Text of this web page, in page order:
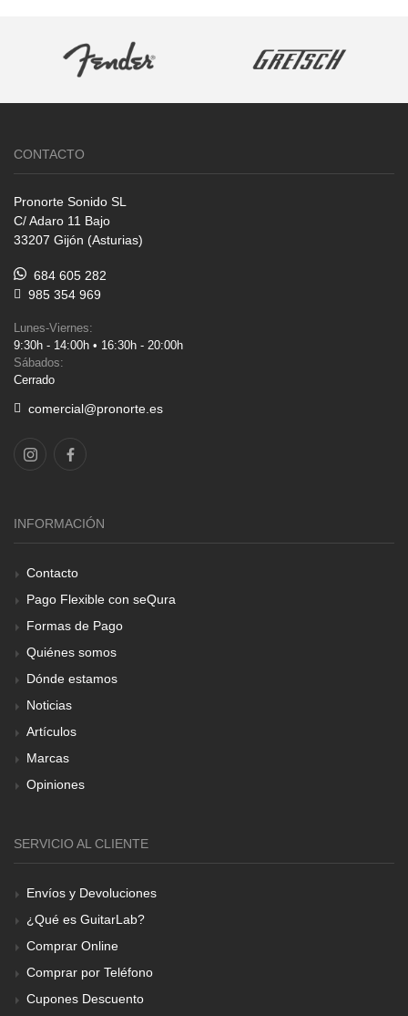
CONTACTO
Pronorte Sonido SL
C/ Adaro 11 Bajo
33207 Gijón (Asturias)
684 605 282
985 354 969
Lunes-Viernes:
9:30h - 14:00h • 16:30h - 20:00h
Sábados:
Cerrado
comercial@pronorte.es
INFORMACIÓN
Contacto
Pago Flexible con seQura
Formas de Pago
Quiénes somos
Dónde estamos
Noticias
Artículos
Marcas
Opiniones
SERVICIO AL CLIENTE
Envíos y Devoluciones
¿Qué es GuitarLab?
Comprar Online
Comprar por Teléfono
Cupones Descuento